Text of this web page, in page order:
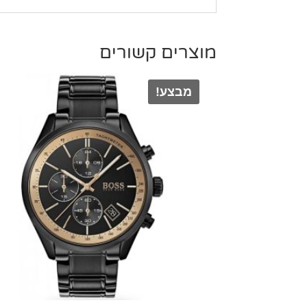
מוצרים קשורים
מבצע!